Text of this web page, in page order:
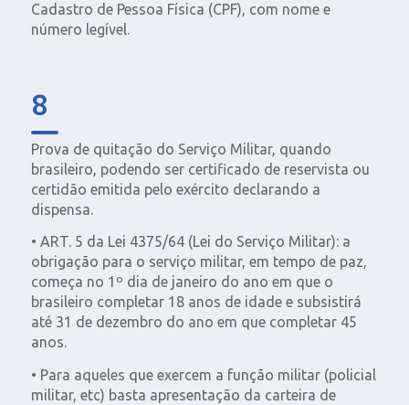
Cadastro de Pessoa Física (CPF), com nome e
número legível.
8
Prova de quitação do Serviço Militar, quando
brasileiro, podendo ser certificado de reservista ou
certidão emitida pelo exército declarando a
dispensa.
• ART. 5 da Lei 4375/64 (Lei do Serviço Militar): a
obrigação para o serviço militar, em tempo de paz,
começa no 1º dia de janeiro do ano em que o
brasileiro completar 18 anos de idade e subsistirá
até 31 de dezembro do ano em que completar 45
anos.
• Para aqueles que exercem a função militar (policial
militar, etc) basta apresentação da carteira de